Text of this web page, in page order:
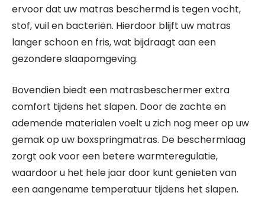
ervoor dat uw matras beschermd is tegen vocht,
stof, vuil en bacteriën. Hierdoor blijft uw matras
langer schoon en fris, wat bijdraagt aan een
gezondere slaapomgeving.
Bovendien biedt een matrasbeschermer extra
comfort tijdens het slapen. Door de zachte en
ademende materialen voelt u zich nog meer op uw
gemak op uw boxspringmatras. De beschermlaag
zorgt ook voor een betere warmteregulatie,
waardoor u het hele jaar door kunt genieten van
een aangename temperatuur tijdens het slapen.